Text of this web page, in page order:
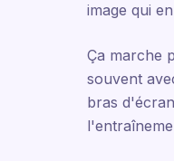
image qui
Ça marche
souvent
bras